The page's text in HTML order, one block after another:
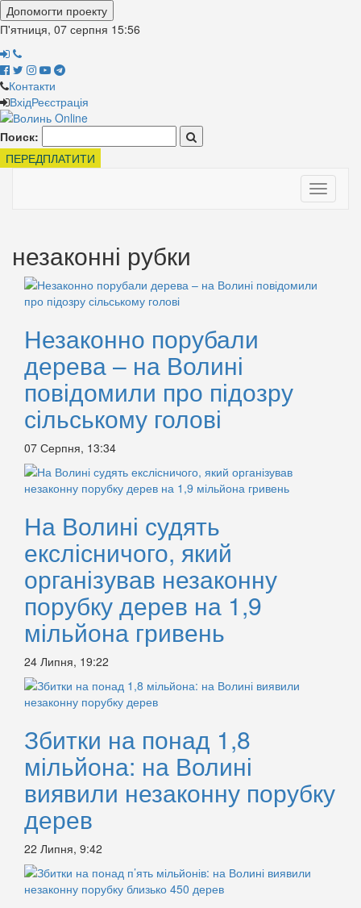
Допомогти проекту
П'ятниця, 07 серпня 15:56
Контакти
ВхідРеєстрація
Поиск:
ПЕРЕДПЛАТИТИ
Toggle
незаконні рубки
Незаконно порубали
дерева – на Волині
повідомили про підозру
сільському голові
07 Серпня, 13:34
На Волині судять
екслісничого, який
організував незаконну
порубку дерев на 1,9
мільйона гривень
24 Липня, 19:22
Збитки на понад 1,8
мільйона: на Волині
виявили незаконну порубку
дерев
22 Липня, 9:42